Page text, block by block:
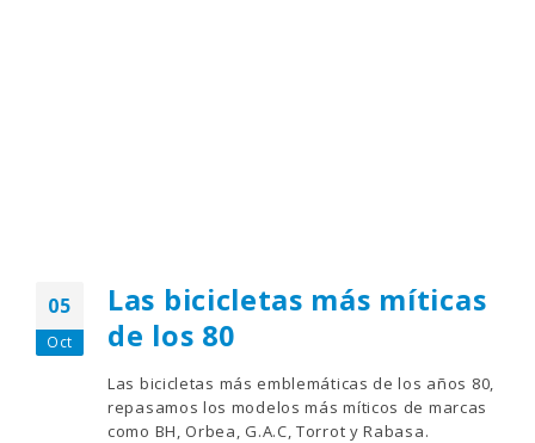
05
Oct
Las bicicletas más míticas
de los 80
Las bicicletas más emblemáticas de los años 80,
repasamos los modelos más míticos de marcas
como BH, Orbea, G.A.C, Torrot y Rabasa.